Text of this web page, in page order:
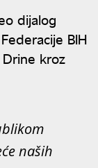
dijalog
BIH
kroz
naših